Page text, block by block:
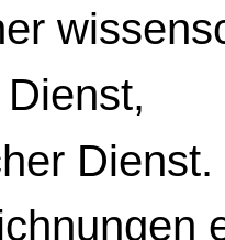
Dienst.